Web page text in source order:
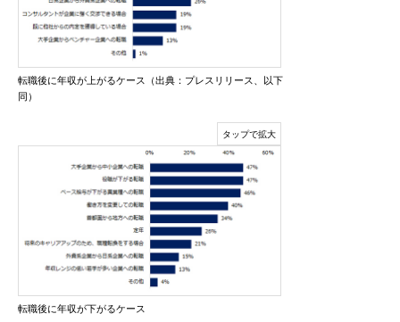
転職後に年収が上がるケース（出典：プレスリリース、以下
同）
転職後に年収が下がるケース